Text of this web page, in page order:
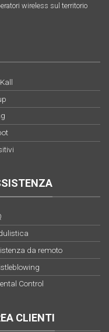
wireless sul territorio
da remoto
Control
CLIENTI